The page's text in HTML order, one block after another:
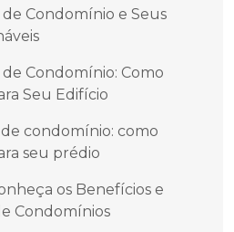
Condomínio e Seus
Condomínio: Como
Seu Edifício
condomínio: como
seu prédio
os Benefícios e
Condomínios